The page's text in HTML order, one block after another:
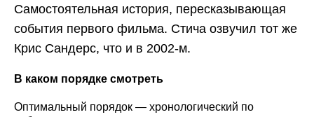
Самостоятельная история, пересказывающая
события первого фильма. Стича озвучил тот же
Крис Сандерс, что и в 2002-м.
В каком порядке смотреть
Оптимальный порядок — хронологический по